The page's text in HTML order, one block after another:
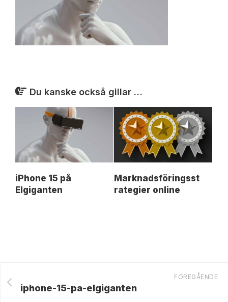
Du kanske också gillar …
iPhone 15 på
Elgiganten
Marknadsföringsst
rategier online
FÖREGÅENDE
iphone-15-pa-elgiganten